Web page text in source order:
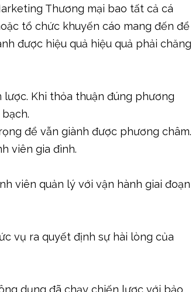
Thương mại bao tất cả cá
tổ chức khuyến cáo mang đến để
được hiệu quả hiệu quả phải chăng
Khi thỏa thuận đúng phương
để vẫn giành được phương châm.
viên gia đình.
viên quản lý với vận hành giai đoạn
vụ ra quyết định sự hài lòng của
dụng đã chạy chiến lược với bảo